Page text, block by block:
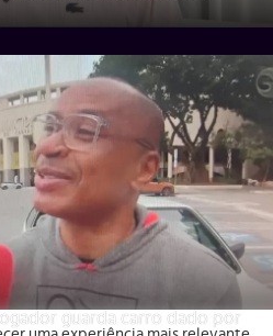
guarda carro dado por